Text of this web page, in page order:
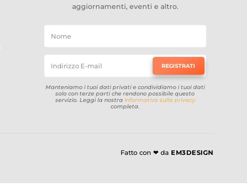
aggiornamenti, eventi e altro.
REGISTRATI
Manteniamo i tuoi dati privati e condividiamo i tuoi dati
solo con terze parti che rendono possibile questo
servizio. Leggi la nostra Informativa sulla privacy
completa.
Fatto con ❤ da EM3DESIGN